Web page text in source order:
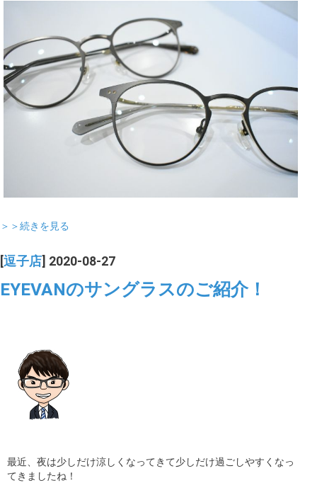
＞＞続きを見る
[逗子店] 2020-08-27
EYEVANのサングラスのご紹介！
最近、夜は少しだけ涼しくなってきて少しだけ過ごしやすくなっ
てきましたね！